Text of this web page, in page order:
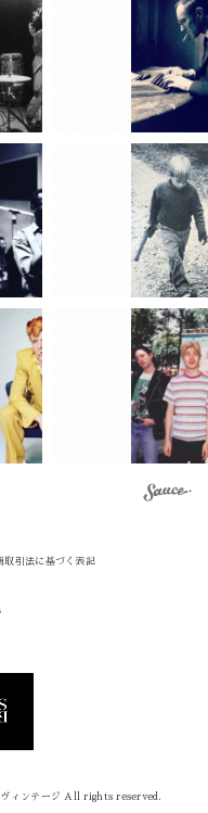
取引法に基づく表記
ィンテージ All rights reserved.